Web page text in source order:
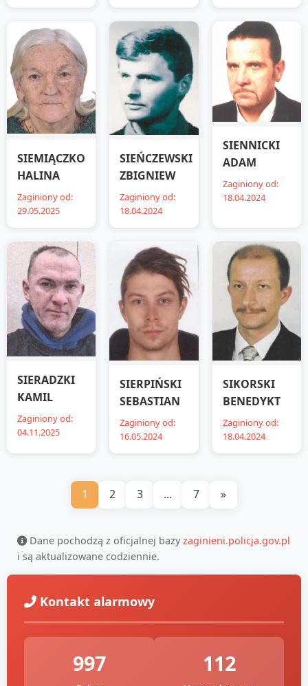
SIEMIĄCZKO
HALINA
Zaginiony od:
29.05.2025
SIEŃCZEWSKI
ZBIGNIEW
Zaginiony od:
18.04.2024
SIENNICKI
ADAM
Zaginiony od:
18.04.2024
SIERADZKI
KAMIL
Zaginiony od:
04.11.2025
SIERPIŃSKI
SEBASTIAN
Zaginiony od:
16.05.2024
SIKORSKI
BENEDYKT
Zaginiony od:
18.04.2024
1 2 3 ... 7 »
Dane pochodzą z oficjalnej bazy zaginieni.policja.gov.pl
i są aktualizowane codziennie.
Kontakt alarmowy
997 112